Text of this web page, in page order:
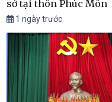
sở tại thôn Phúc Môn
1 ngày trước